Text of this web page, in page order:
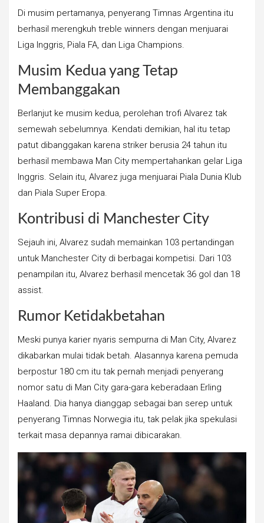
Di musim pertamanya, penyerang Timnas Argentina itu
berhasil merengkuh treble winners dengan menjuarai
Liga Inggris, Piala FA, dan Liga Champions.
Musim Kedua yang Tetap
Membanggakan
Berlanjut ke musim kedua, perolehan trofi Alvarez tak
semewah sebelumnya. Kendati demikian, hal itu tetap
patut dibanggakan karena striker berusia 24 tahun itu
berhasil membawa Man City mempertahankan gelar Liga
Inggris. Selain itu, Alvarez juga menjuarai Piala Dunia Klub
dan Piala Super Eropa.
Kontribusi di Manchester City
Sejauh ini, Alvarez sudah memainkan 103 pertandingan
untuk Manchester City di berbagai kompetisi. Dari 103
penampilan itu, Alvarez berhasil mencetak 36 gol dan 18
assist.
Rumor Ketidakbetahan
Meski punya karier nyaris sempurna di Man City, Alvarez
dikabarkan mulai tidak betah. Alasannya karena pemuda
berpostur 180 cm itu tak pernah menjadi penyerang
nomor satu di Man City gara-gara keberadaan Erling
Haaland. Dia hanya dianggap sebagai ban serep untuk
penyerang Timnas Norwegia itu, tak pelak jika spekulasi
terkait masa depannya ramai dibicarakan.